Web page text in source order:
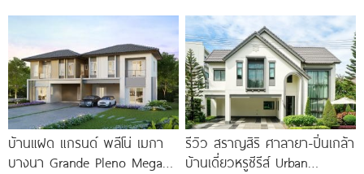
SISB นนทบุรี ราคาเริ่ม 25
เริ่ม
บ้านแฝด แกรนด์ พลีโน่ เมกา
บางนา Grande Pleno Mega
รีวิว สราญสิริ ศาลายา-ปิ่นเกล้า
บ้านเดี่ยวหรูซีรีส์ Urban